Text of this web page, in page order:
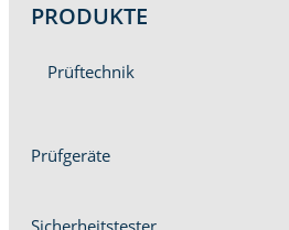
PRO­DUK­TE
Prüftech­nik
Prüfgeräte
Sicher­heit­stester